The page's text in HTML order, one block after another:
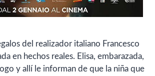
del realizador italiano Francesco
en hechos reales. Elisa, embarazada,
y allí le informan de que la niña que